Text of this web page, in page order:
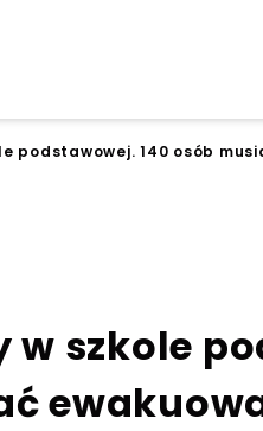
podstawowej. 140 osób
w szkole